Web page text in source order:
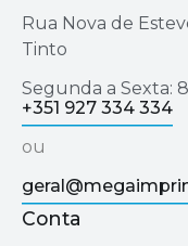
Rua Nova de
Tinto
Segunda a Sexta:
+351 927 334 334
ou
Conta